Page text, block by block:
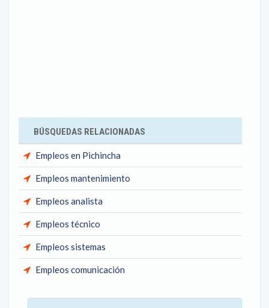
BÚSQUEDAS RELACIONADAS
Empleos en Pichincha
Empleos mantenimiento
Empleos analista
Empleos técnico
Empleos sistemas
Empleos comunicación